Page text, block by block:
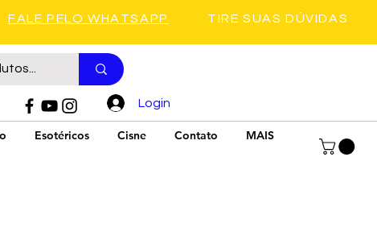
FALE PELO WHATSAPP TIRE SUAS DÚVIDAS
Esotéricos Cisne Contato MAIS
Login